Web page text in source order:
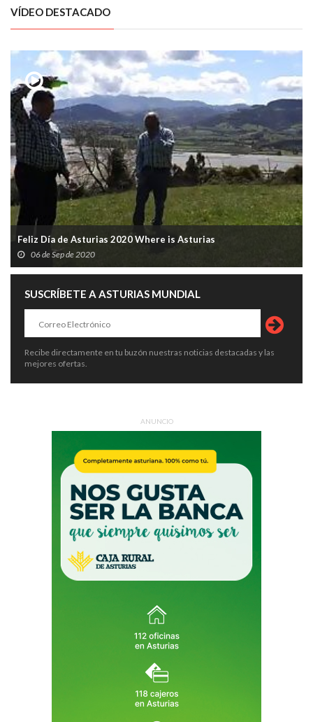
VÍDEO DESTACADO
Feliz Día de Asturias 2020 Where is Asturias
06 de Sep de 2020
SUSCRÍBETE A ASTURIAS MUNDIAL
Recibe directamente en tu buzón nuestras noticias destacadas y las
mejores ofertas.
ANUNCIO